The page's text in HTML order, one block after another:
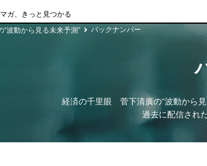
ガ、きっと見つかる
波動から見る未来予測” バックナンバー
経済の千里眼 菅下清廣の“波動から見
過去に配信され